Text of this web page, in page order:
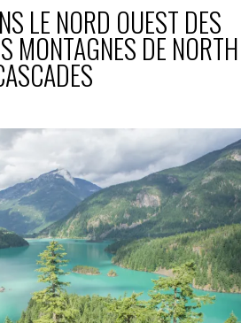
LE NORD OUEST DES
MONTAGNES DE NORTH